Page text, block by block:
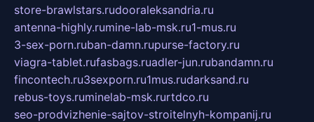
store-brawlstars.rudooraleksandria.ru
antenna-highly.rumine-lab-msk.ru1-mus.ru
3-sex-porn.ruban-damn.rupurse-factory.ru
viagra-tablet.rufasbags.ruadler-jun.rubandamn.ru
fincontech.ru3sexporn.ru1mus.rudarksand.ru
rebus-toys.ruminelab-msk.rurtdco.ru
seo-prodvizhenie-sajtov-stroitelnyh-kompanij.ru